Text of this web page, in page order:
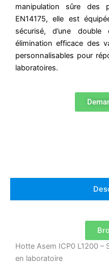
manipulation sûre des
EN14175, elle est
sécurisé, d’une
élimination efficace des
personnalisables pour
laboratoires.
Hotte Asem ICP0 L1200 –
en laboratoire